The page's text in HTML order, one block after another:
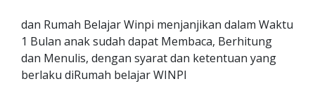
dan Rumah Belajar Winpi menjanjikan dalam Waktu
1 Bulan anak sudah dapat Membaca, Berhitung
dan Menulis, dengan syarat dan ketentuan yang
berlaku diRumah belajar WINPI